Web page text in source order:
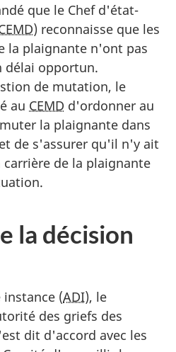
que le Chef d'état-
) reconnaisse que les
la plaignante n'ont pas
délai opportun.
de mutation, le
au CEMD d'ordonner au
la plaignante dans
de s'assurer qu'il n'y ait
de la plaignante
la décision
(ADI), le
des griefs des
dit d'accord avec les